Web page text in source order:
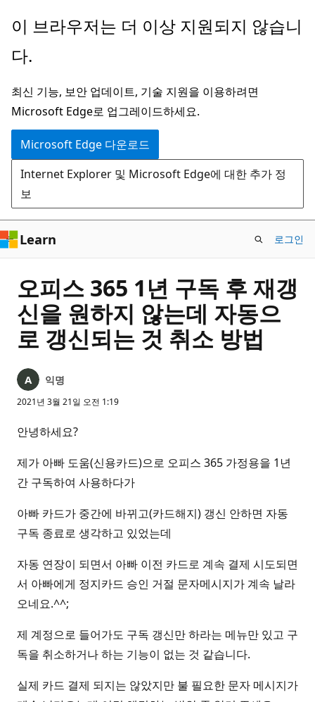
주
콘
츠
로
건
너
뛰
기
이 브라우저는 더 이상 지원되지 않습니
다.
최신 기능, 보안 업데이트, 기술 지원을 이용하려면
Microsoft Edge로 업그레이드하세요.
Microsoft Edge 다운로드
Internet Explorer 및 Microsoft Edge에 대한 추가 정
보
Learn 로그인
오피스 365 1년 구독 후 재갱
신을 원하지 않는데 자동으
로 갱신되는 것 취소 방법
익명
2021년 3월 21일 오전 1:19
안녕하세요?
제가 아빠 도움(신용카드)으로 오피스 365 가정용을 1년
간 구독하여 사용하다가
아빠 카드가 중간에 바뀌고(카드해지) 갱신 안하면 자동
구독 종료로 생각하고 있었는데
자동 연장이 되면서 아빠 이전 카드로 계속 결제 시도되면
서 아빠에게 정지카드 승인 거절 문자메시지가 계속 날라
오네요.^^;
제 계정으로 들어가도 구독 갱신만 하라는 메뉴만 있고 구
독을 취소하거나 하는 기능이 없는 것 같습니다.
실제 카드 결제 되지는 않았지만 불 필요한 문자 메시지가